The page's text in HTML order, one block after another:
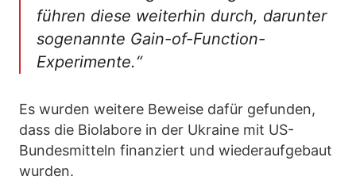
führen diese weiterhin durch, darunter
sogenannte Gain-of-Function-
Experimente.“
Es wurden weitere Beweise dafür gefunden,
dass die Biolabore in der Ukraine mit US-
Bundesmitteln finanziert und wiederaufgebaut
wurden.